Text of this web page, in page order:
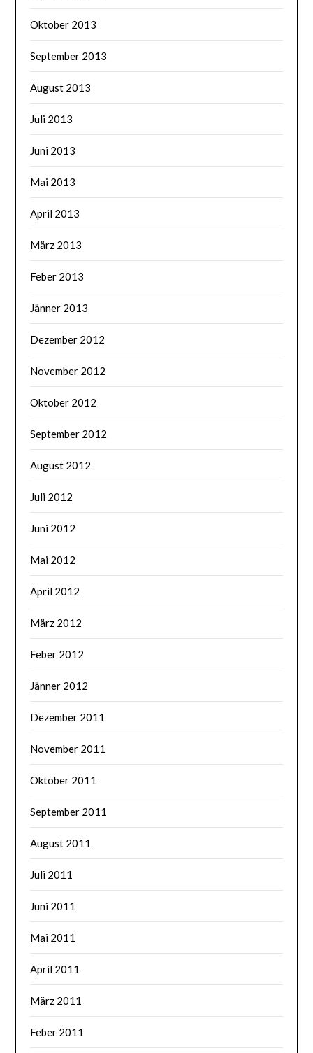
Oktober 2013
September 2013
August 2013
Juli 2013
Juni 2013
Mai 2013
April 2013
März 2013
Feber 2013
Jänner 2013
Dezember 2012
November 2012
Oktober 2012
September 2012
August 2012
Juli 2012
Juni 2012
Mai 2012
April 2012
März 2012
Feber 2012
Jänner 2012
Dezember 2011
November 2011
Oktober 2011
September 2011
August 2011
Juli 2011
Juni 2011
Mai 2011
April 2011
März 2011
Feber 2011